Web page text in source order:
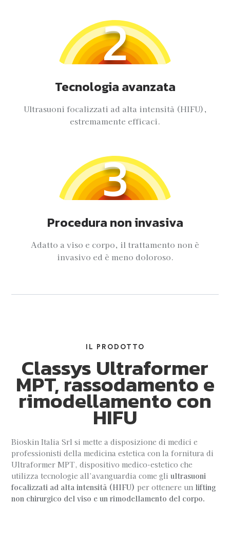
2
Tecnologia avanzata
Ultrasuoni focalizzati ad alta intensità (HIFU),
estremamente efficaci.
3
Procedura non invasiva
Adatto a viso e corpo, il trattamento non è
invasivo ed è meno doloroso.
IL PRODOTTO
Classys Ultraformer
MPT, rassodamento e
rimodellamento con
HIFU
Bioskin Italia Srl si mette a disposizione di medici e
professionisti della medicina estetica con la fornitura di
Ultraformer MPT, dispositivo medico-estetico che
utilizza tecnologie all’avanguardia come gliultrasuoni
focalizzati ad alta intensità (HIFU) per ottenere un lifting
non chirurgico del viso e un rimodellamento del corpo.